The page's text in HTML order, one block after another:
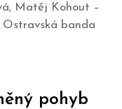
Matěj Kohout –
Ostravská banda
pohyb